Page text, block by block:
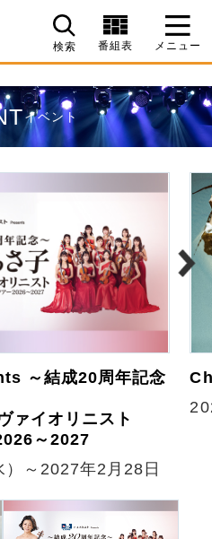
検索 番組表 メニュー
イベント
～結成20周年記念
ァイオリニスト
～2027
～2027年2月28日